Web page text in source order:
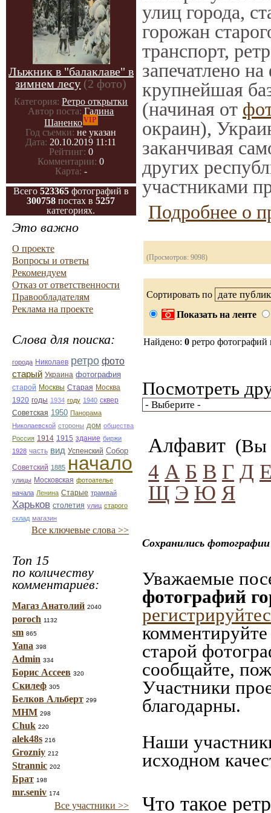
Лыжник в "балаклаве" в
зимнем лесу (2 фото)
Категория: Ретро открытки
Автор поста: Галина
ШаненкоVIP
Год съемки: не указан
Дата: 20.10.2019 11:11
Рейтинг: 0
Комментарии: 0
Карта: -
Всего 523365 фотографий в
300758 постах в5257
категориях.
Это важно
О проекте
Вопросы и ответы
Рекомендуем
Отказ от ответственности
Правообладателям
Реклама на проекте
Слова для поиска:
города Николаев ретро фото
старый Украина фотография
старой Москвы Старая Москва
1920 годы 1934 году 1940 сквер
Советская 1950 Панорама
Николаевской стороны дом общества
Россия 1914 1915 здание биржи
1928 часть вид Успенский Собор
Советский 1885 начало
улицы Московская фотоателье
начала Ленина Старые трамвай
Харьков столетия улиц старого
склад магазин
Все ключевые слова >>
Топ 15
по количеству
комментариев:
Магаз Анатолий 2040
poroch 1132
sm 865
Yana 398
Admin 334
Борис Ассеев 320
Скилеф 305
Белков Альберт 299
МНМ 298
Chuk 220
alek48s 216
Grozniy 212
Strannic 202
Брат 198
mr.seniv 174
Все участники >>
улиц города,
горожан
транспорт,
запечатлено
крупнейшая
(начиная от
окраин),
заканчивая
других
участниками
Подробнее о
(Просмотров: 9098)
Сортировать по
Показать на ленте
Найдено: 0 ретро
Посмотреть
Алфавит (Вы
4 А Б В Г Д
Щ Э Ю Я
Сохранились
Уважаемые
фотографий
старой
сообщайте,
Участники
благодарны.
Наши
исходном
Что такое